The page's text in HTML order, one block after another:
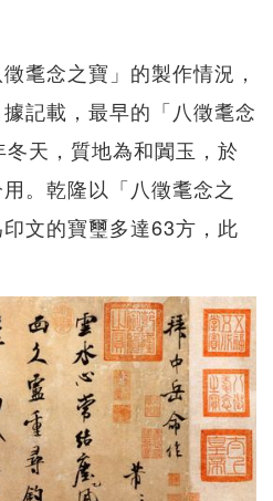
耄念之寶」的製作情況，
記載，最早的「八徵耄念
天，質地為和闐玉，於
。乾隆以「八徵耄念之
文的寶璽多達63方，此